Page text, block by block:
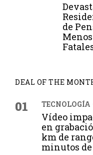
de
DEAL OF THE
01 TECNOLOGÍA
Vídeo
en
km de
minutos